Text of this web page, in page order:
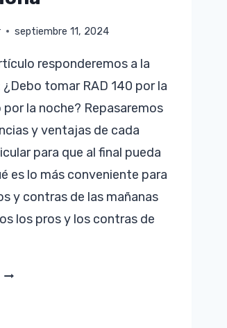
septiembre 11, 2024
responderemos a la
tomar RAD 140 por la
por la noche? Repasaremos
y ventajas de cada
para que al final pueda
es lo más conveniente para
y contras de las mañanas
los pros y los contras de
RAD